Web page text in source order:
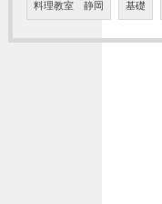
料理教室 静岡 基礎